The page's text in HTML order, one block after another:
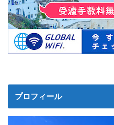
プロフィール